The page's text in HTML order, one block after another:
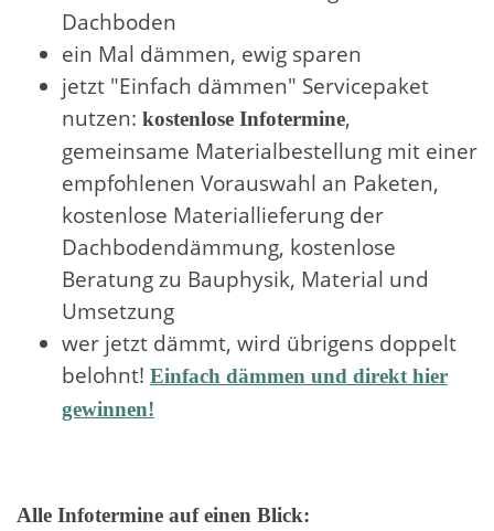
Dachboden
ein Mal dämmen, ewig sparen
jetzt "Einfach dämmen" Servicepaket
nutzen: kostenlose Infotermine,
gemeinsame Materialbestellung mit einer
empfohlenen Vorauswahl an Paketen,
kostenlose Materiallieferung der
Dachbodendämmung, kostenlose
Beratung zu Bauphysik, Material und
Umsetzung
wer jetzt dämmt, wird übrigens doppelt
belohnt! Einfach dämmen und direkt hier
gewinnen!
Alle Infotermine auf einen Blick: